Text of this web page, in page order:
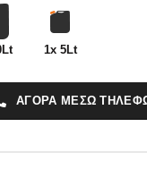
1x 5Lt
ΑΓΟΡΑ ΜΕΣΩ